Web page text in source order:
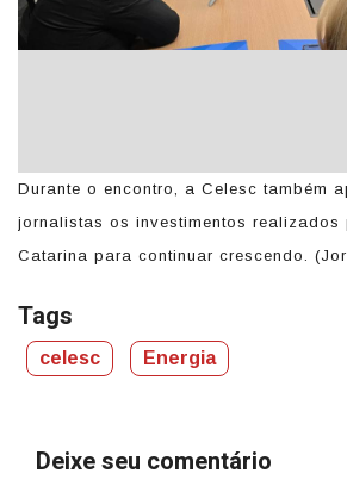
Durante o encontro, a Celesc também
jornalistas os investimentos realizados
Catarina para continuar crescendo.
Tags
celesc Energia
Deixe seu comentário